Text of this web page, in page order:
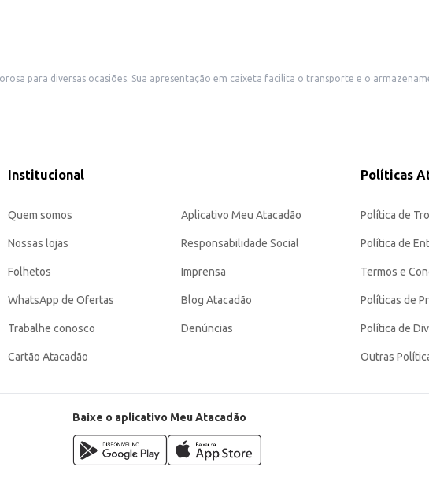
sendo ideal para revenda em estabelecimentos
e sabor, sendo uma opção atrativa tanto para o consumidor final quanto para o comércio varejista. Sua
Institucional
Quem somos
Nossas lojas
Folhetos
WhatsApp de Ofertas
Trabalhe conosco
Cartão Atacadão
Aplicativo Meu Atacadão
Responsabilidade Social
Imprensa
Blog Atacadão
Denúncias
Políticas
Política de
Política de
Termos e
Políticas de
Política de
Outras
Baixe o aplicativo Meu Atacadão